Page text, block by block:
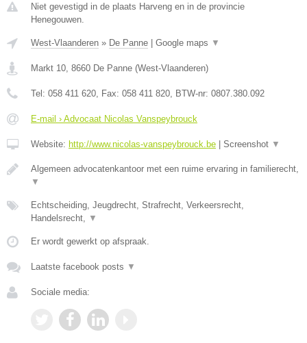
Niet gevestigd in de plaats Harveng en in de provincie
Henegouwen.
West-Vlaanderen » De Panne Google maps ▼
Markt 10, 8660 De Panne (West-Vlaanderen)
Tel: 058 411 620, Fax: 058 411 820, BTW-nr: 0807.380.092
E-mail › Advocaat Nicolas Vanspeybrouck
Website: http://www.nicolas-vanspeybrouck.be Screenshot ▼
Algemeen advocatenkantoor met een ruime ervaring in familierecht,
▼
Echtscheiding, Jeugdrecht, Strafrecht, Verkeersrecht,
Handelsrecht, ▼
Er wordt gewerkt op afspraak.
Laatste facebook posts ▼
Sociale media: